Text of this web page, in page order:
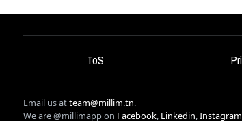
ToS
Email us atteam@millim.tn.
We are @millimapp on Facebook, Linkedin,Instagram